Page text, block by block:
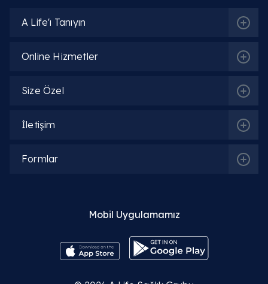
A Life'ı Tanıyın
Online Hizmetler
Size Özel
İletişim
Formlar
Mobil Uygulamamız